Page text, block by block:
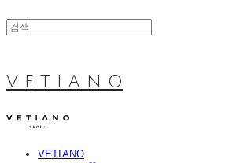
V E T I A N O
VETIANO